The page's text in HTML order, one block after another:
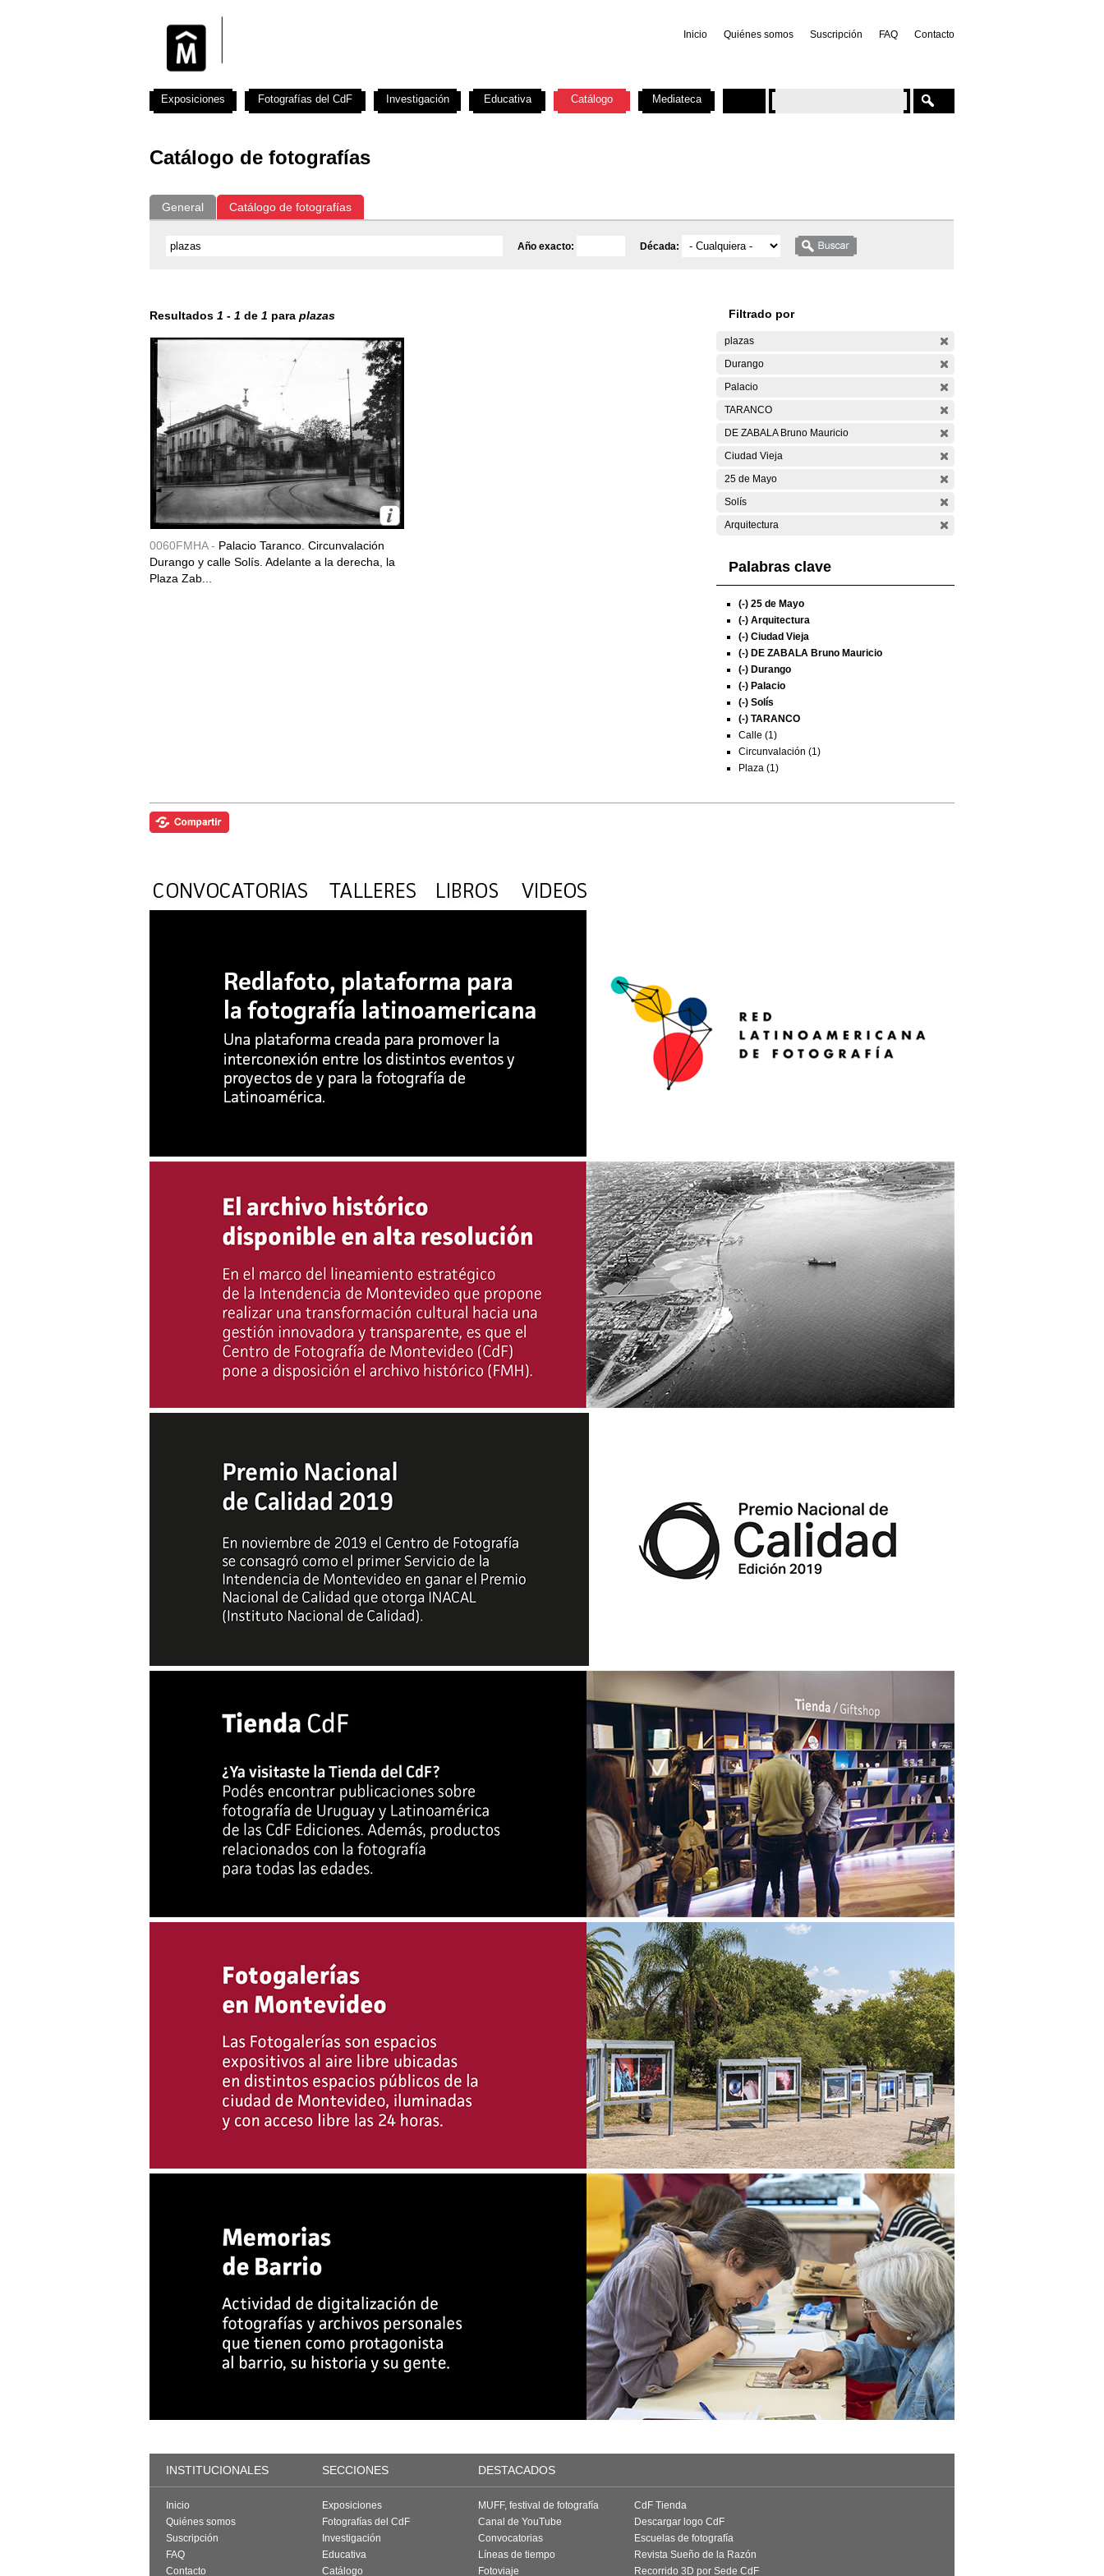
Inicio Quiénes somos Suscripción FAQ Contacto
Catálogo de fotografías
General Catálogo de fotografías
Año exacto: Década:
Resultados 1 - 1 de 1 para plazas
0060FMHA - Palacio Taranco. Circunvalación
Durango y calle Solís. Adelante a la derecha, la
Plaza Zab...
Filtrado por
plazas
Durango
Palacio
TARANCO
DE ZABALA Bruno Mauricio
Ciudad Vieja
25 de Mayo
Solís
Arquitectura
Palabras clave
(-) 25 de Mayo
(-) Arquitectura
(-) Ciudad Vieja
(-) DE ZABALA Bruno Mauricio
(-) Durango
(-) Palacio
(-) Solís
(-) TARANCO
Calle (1)
Circunvalación (1)
Plaza (1)
Exposiciones Fotografías del CdF Investigación Educativa Catálogo Mediateca
INSTITUCIONALES SECCIONES DESTACADOS
Inicio
Quiénes somos
Suscripción
FAQ
Contacto
Exposiciones
Fotografías del CdF
Investigación
Educativa
Catálogo
MUFF, festival de fotografía
Canal de YouTube
Convocatorias
Líneas de tiempo
Fotoviaje
CdF Tienda
Descargar logo CdF
Escuelas de fotografía
Revista Sueño de la Razón
Recorrido 3D por Sede CdF